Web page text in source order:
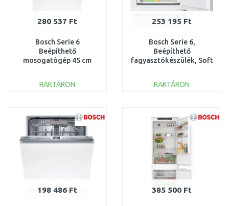
280 537 Ft
Bosch Serie 6
Beépíthető
mosogatógép 45 cm
RAKTÁRON
Összehasonlítás
253 195 Ft
Bosch Serie 6,
Beépíthető
fagyasztókészülék, Soft
GUN21ADE0
RAKTÁRON
Összehasonlítás
198 486 Ft 385 500 Ft